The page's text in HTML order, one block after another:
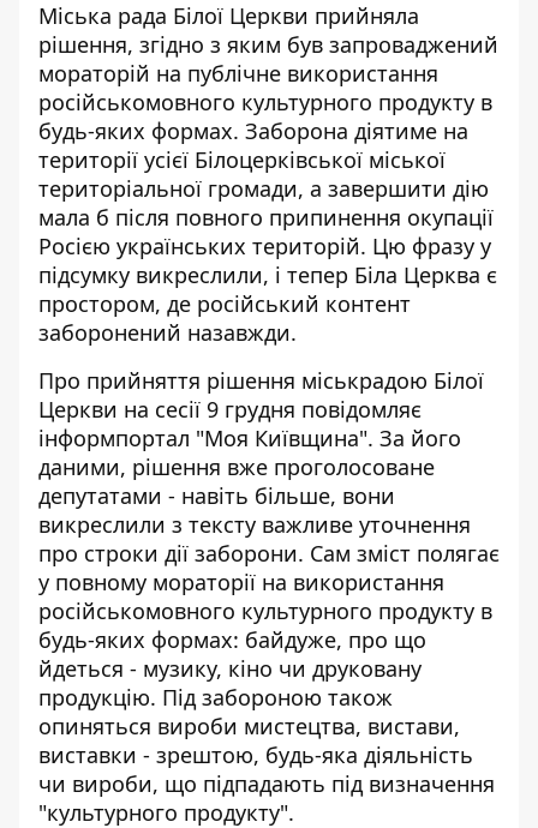
Міська рада Білої Церкви прийняла
рішення, згідно з яким був запроваджений
мораторій на публічне використання
російськомовного культурного продукту в
будь-яких формах. Заборона діятиме на
території усієї Білоцерківської міської
територіальної громади, а завершити дію
мала б після повного припинення окупації
Росією українських територій. Цю фразу у
підсумку викреслили, і тепер Біла Церква є
простором, де російський контент
заборонений назавжди.
Про прийняття рішення міськрадою Білої
Церкви на сесії 9 грудня повідомляє
інформпортал "Моя Київщина". За його
даними, рішення вже проголосоване
депутатами - навіть більше, вони
викреслили з тексту важливе уточнення
про строки дії заборони. Сам зміст полягає
у повному мораторії на використання
російськомовного культурного продукту в
будь-яких формах: байдуже, про що
йдеться - музику, кіно чи друковану
продукцію. Під забороною також
опиняться вироби мистецтва, вистави,
виставки - зрештою, будь-яка діяльність
чи вироби, що підпадають під визначення
"культурного продукту".